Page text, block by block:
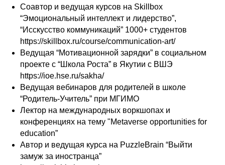
Соавтор и ведущая курсов на Skillbox
“Эмоциональный интеллект и лидерство”,
“Исскусство коммуникаций” 1000+ студентов
https://skillbox.ru/course/communication-art/
Ведущая “Мотивационной зарядки” в социальном
проекте с “Школа Роста” в Якутии с ВШЭ
https://ioe.hse.ru/sakha/
Ведущая вебинаров для родителей в школе
“Родитель-Учитель” при МГИМО
Лектор на международных воркшопах и
конференциях на тему "Metaverse opportunities for
education”
Автор и ведущая курса на PuzzleBrain “Выйти
замуж за иностранца”